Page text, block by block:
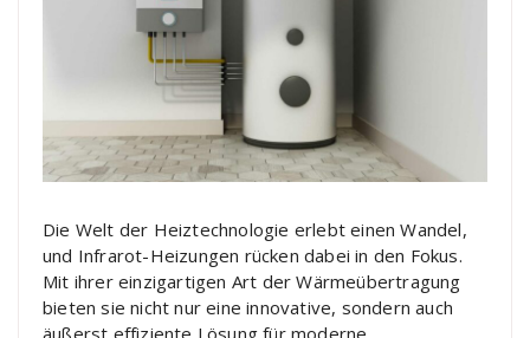
Die Welt der Heiztechnologie erlebt einen Wandel,
und Infrarot-Heizungen rücken dabei in den Fokus.
Mit ihrer einzigartigen Art der Wärmeübertragung
bieten sie nicht nur eine innovative, sondern auch